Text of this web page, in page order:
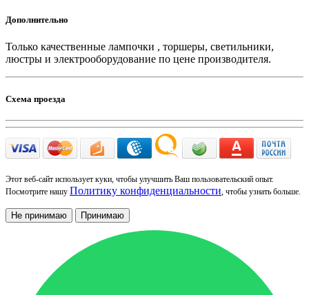
Дополнительно
Только качественные лампочки , торшеры, светильники,
люстры и электрооборудование по цене производителя.
Схема проезда
Этот веб-сайт использует куки, чтобы улучшить Ваш пользовательский опыт.
Посмотрите нашу Политику конфиденциальности, чтобы узнать больше.
Не принимаю Принимаю